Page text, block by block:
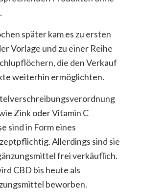
später kam es zu ersten
Vorlage und zu einer Reihe
die den Verkauf
weiterhin ermöglichten.
Zink oder Vitamin C
sind in Form eines
Allerdings sind sie
frei verkäuflich.
CBD bis heute als
beworben.